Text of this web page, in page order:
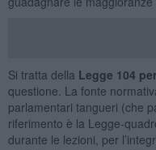
Si tratta della Legge 104
questione. La fonte
parlamentari tangueri (che
riferimento è la Legge-
durante le lezioni, per